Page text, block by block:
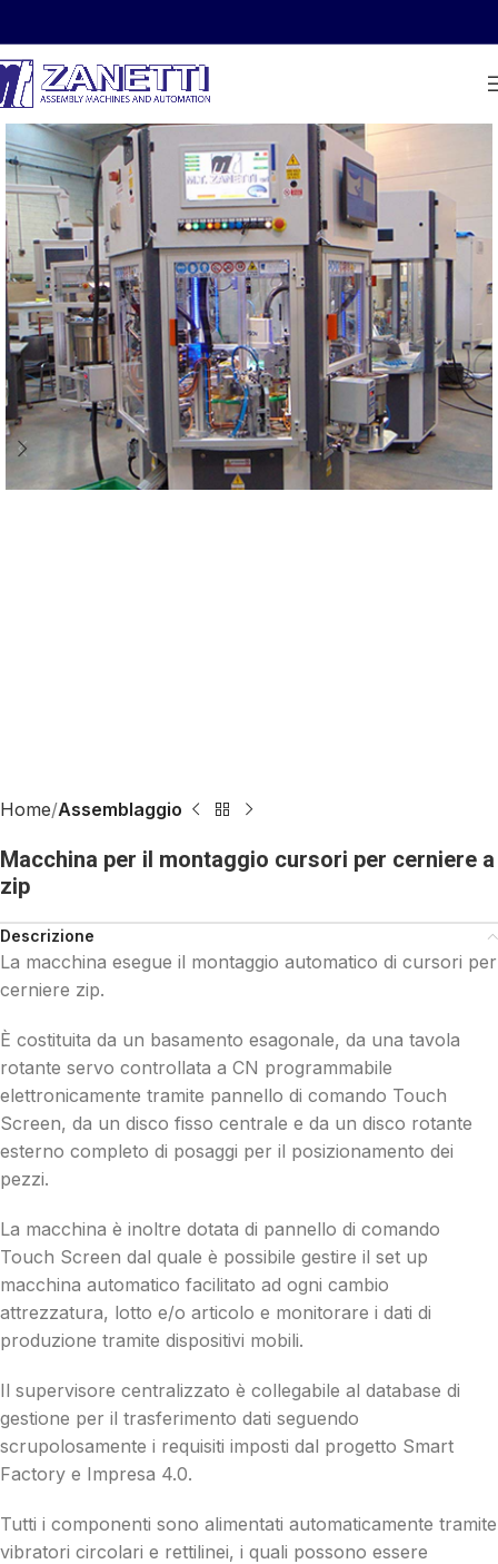
Home Assemblaggio
Macchina per il montaggio cursori per cerniere a
zip
Descrizione
La macchina esegue il montaggio automatico di cursori per
cerniere zip.
È costituita da un basamento esagonale, da una tavola
rotante servo controllata a CN programmabile
elettronicamente tramite pannello di comando Touch
Screen, da un disco fisso centrale e da un disco rotante
esterno completo di posaggi per il posizionamento dei
pezzi.
La macchina è inoltre dotata di pannello di comando
Touch Screen dal quale è possibile gestire il set up
macchina automatico facilitato ad ogni cambio
attrezzatura, lotto e/o articolo e monitorare i dati di
produzione tramite dispositivi mobili.
Il supervisore centralizzato è collegabile al database di
gestione per il trasferimento dati seguendo
scrupolosamente i requisiti imposti dal progetto Smart
Factory e Impresa 4.0.
Tutti i componenti sono alimentati automaticamente tramite
vibratori circolari e rettilinei, i quali possono essere